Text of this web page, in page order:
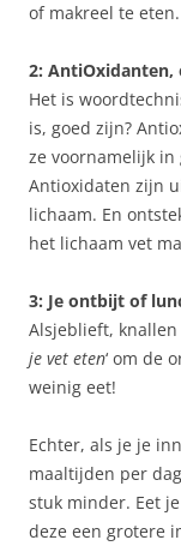
of makreel te eten.
2: AntiOxidanten,
Het is
is, goed zijn?
ze voornamelijk
Antioxidaten zijn
lichaam. En
het lichaam vet
3: Je ontbijt of
Alsjeblieft, knallen
je vet eten‘ om de
weinig eet!
Echter, als je je
maaltijden per
stuk minder. Eet
deze een grotere